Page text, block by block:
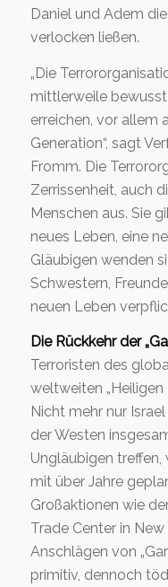
Daniel und Adem
verlocken ließen.
„Die
mittlerweile
erreichen, vor allem
Generation“, sagt
Fromm. Die
Zerrissenheit, auch
Menschen aus. Sie
neues Leben, eine
Gläubigen wenden
Schwestern,
neuen Leben
Die Rückkehr der
Terroristen des
weltweiten „Heiligen
Nicht mehr nur
der Westen
Ungläubigen treffen,
mit über Jahre
Großaktionen wie
Trade Center in
Anschlägen von
primitiv, dennoch